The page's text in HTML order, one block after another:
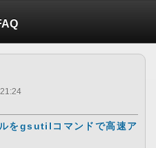
をgsutilコマンドで高速ア